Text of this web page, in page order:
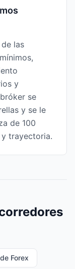
las
y
se
y se le
de 100
trayectoria.
Forex